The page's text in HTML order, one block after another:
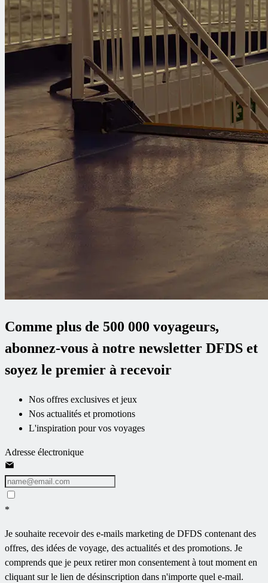
Comme plus de 500 000 voyageurs,
abonnez-vous à notre newsletter DFDS et
soyez le premier à recevoir
Nos offres exclusives et jeux
Nos actualités et promotions
L'inspiration pour vos voyages
Adresse électronique
*
Je souhaite recevoir des e-mails marketing de DFDS contenant des
offres, des idées de voyage, des actualités et des promotions. Je
comprends que je peux retirer mon consentement à tout moment en
cliquant sur le lien de désinscription dans n'importe quel e-mail.